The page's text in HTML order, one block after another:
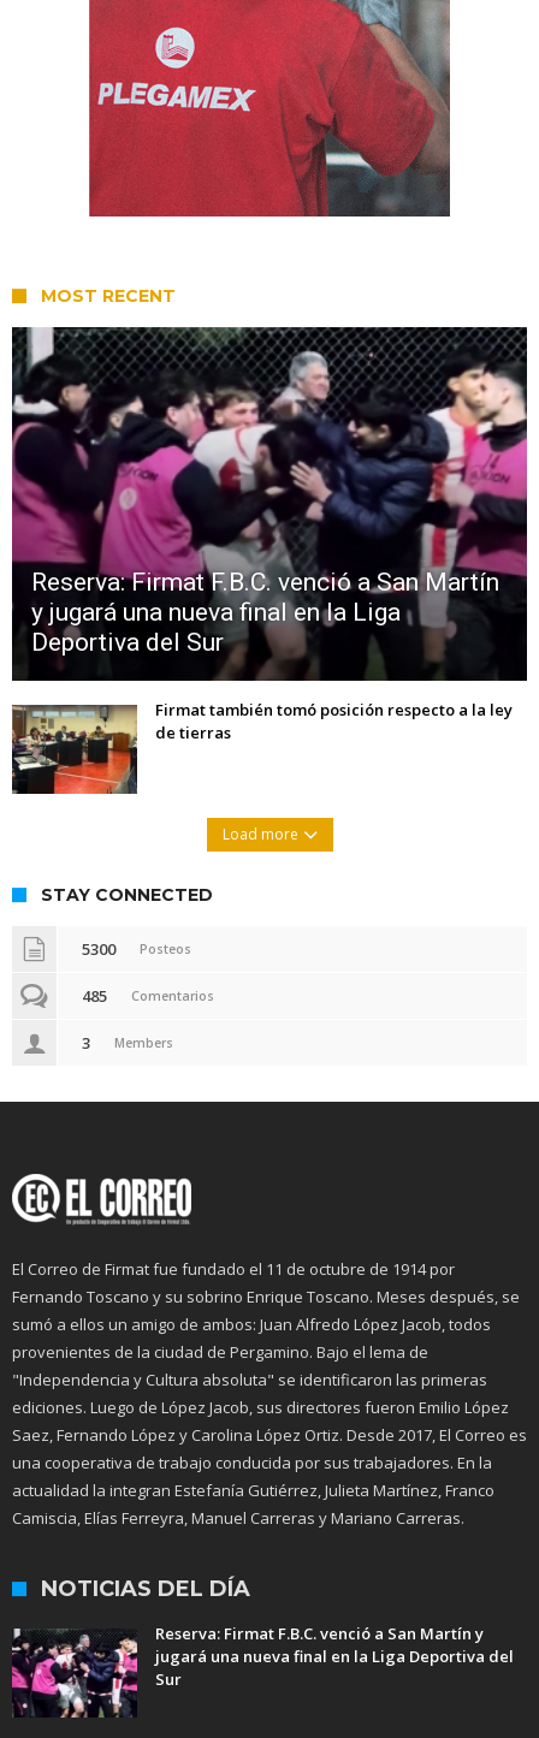
MOST RECENT
Reserva: Firmat F.B.C. venció a San Martín
y jugará una nueva final en la Liga
Deportiva del Sur
Firmat también tomó posición respecto a la ley
de tierras
Load more
STAY CONNECTED
5300 Posteos
485 Comentarios
3 Members
El Correo de Firmat fue fundado el 11 de octubre de 1914 por
Fernando Toscano y su sobrino Enrique Toscano. Meses después, se
sumó a ellos un amigo de ambos: Juan Alfredo López Jacob, todos
provenientes de la ciudad de Pergamino. Bajo el lema de
"Independencia y Cultura absoluta" se identificaron las primeras
ediciones. Luego de López Jacob, sus directores fueron Emilio López
Saez, Fernando López y Carolina López Ortiz. Desde 2017, El Correo es
una cooperativa de trabajo conducida por sus trabajadores. En la
actualidad la integran Estefanía Gutiérrez, Julieta Martínez, Franco
Camiscia, Elías Ferreyra, Manuel Carreras y Mariano Carreras.
NOTICIAS DEL DÍA
Reserva: Firmat F.B.C. venció a San Martín y
jugará una nueva final en la Liga Deportiva del
Sur